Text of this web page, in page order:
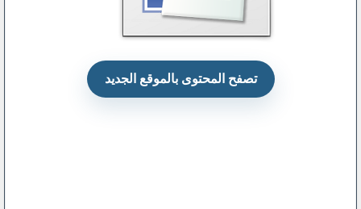
تصفح المحتوى بالموقع الجديد